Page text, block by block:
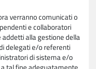
verranno comunicati o
e collaboratori
alla gestione della
delegati e/o referenti
di sistema e/o